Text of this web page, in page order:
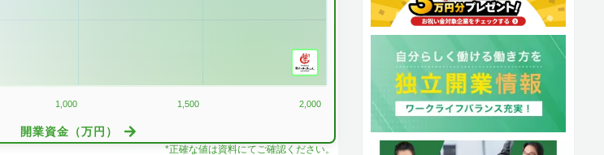
1,000 1,500 2,000
開業資金（万円）
*正確な値は資料にてご確認ください。